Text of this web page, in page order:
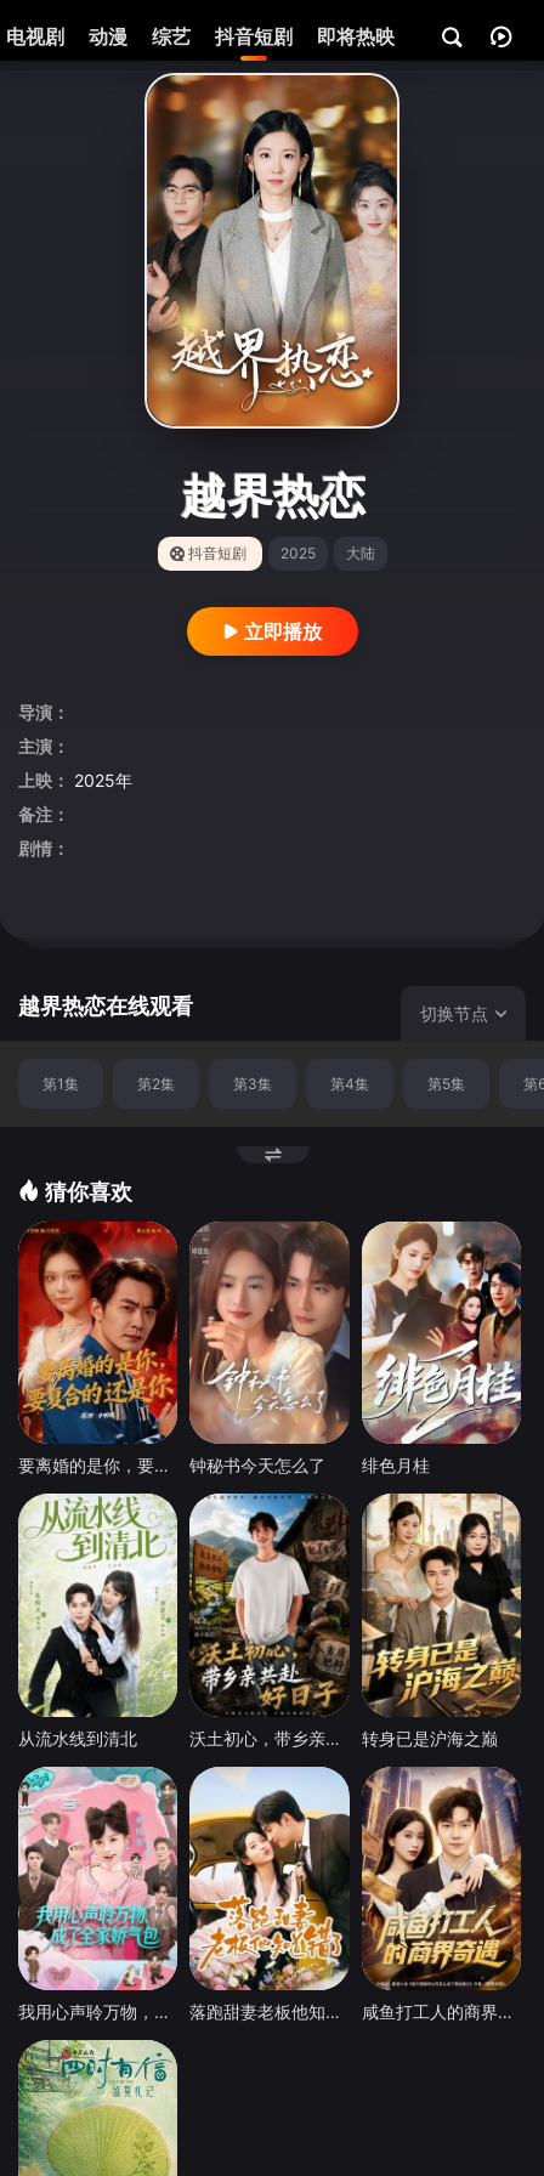
电视剧 动漫 综艺 抖音短剧 即将热映 资讯
越界热恋
抖音短剧 2025 大陆
立即播放
导演：
主演：
上映： 2025年
备注：
剧情：
越界热恋在线观看 切换节点
第1集 第2集 第3集 第4集 第5集 第
猜你喜欢
要离婚的是你，要复合的还是你 钟秘书今天怎么了 绯色月桂
从流水线到清北 沃土初心，带乡亲共赴好日子 转身已是沪海之巅
我用心声聆万物，成了全家娇气包 落跑甜妻老板他知道错了 咸鱼打工人的商界奇遇